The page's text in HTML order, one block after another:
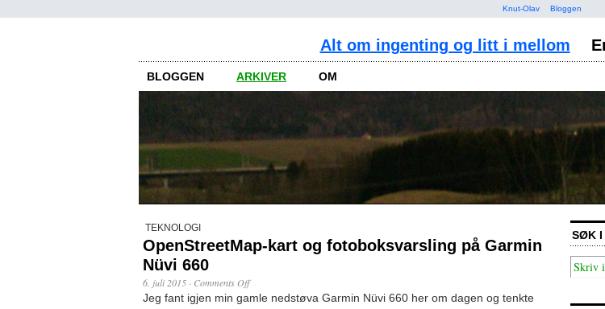
Knut-Olav Bloggen
Alt om ingenting og litt i mellom
BLOGGEN ARKIVER OM
TEKNOLOGI
OpenStreetMap-kart og fotoboksvarsling på Garmin
Nüvi 660
6. juli 2015 · Comments Off
Jeg fant igjen min gamle nedstøva Garmin Nüvi 660 her om dagen og tenkte
SØK I